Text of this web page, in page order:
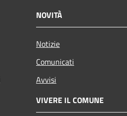
NOVITÀ
Notizie
Comunicati
Avvisi
VIVERE IL COMUNE